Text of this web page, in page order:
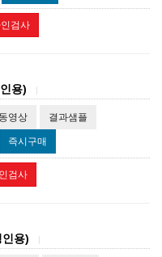
검사
용)
영상 결과샘플
즉시구매
검사
용)